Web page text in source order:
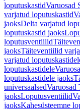
loputuskastidVaruosad
varjatud loputuskastid
jaoksDelta varjatud
loputuskastid jaoks
loputusventiilid
jaoksTäiteventiilid
varjatud
loputuskastidele
loputuskastidele jaoks
universaalsedVaruosad
jaoksLoputusventiilid
jaoksKahesüsteemne